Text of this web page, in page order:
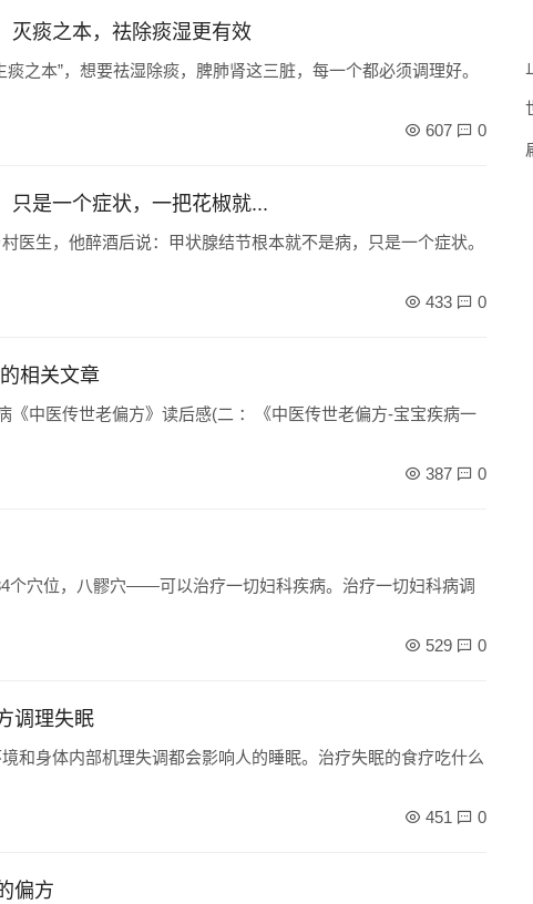
灭痰之本，祛除痰湿更有效
之本”，想要祛湿除痰，脾肺肾这三脏，每一个都必须调理好。
607 0
只是一个症状，一把花椒就...
医生，他醉酒后说：甲状腺结节根本就不是病，只是一个症状。
433 0
相关文章
《中医传世老偏方》读后感(二 ：《中医传世老偏方-宝宝疾病一
387 0
个穴位，八髎穴——可以治疗一切妇科疾病。治疗一切妇科病调
529 0
调理失眠
和身体内部机理失调都会影响人的睡眠。治疗失眠的食疗吃什么
451 0
偏方